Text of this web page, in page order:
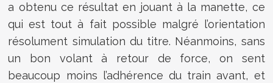
a obtenu ce résultat en jouant à la manette, ce
qui est tout à fait possible malgré l’orientation
résolument simulation du titre. Néanmoins, sans
un bon volant à retour de force, on sent
beaucoup moins l’adhérence du train avant, et